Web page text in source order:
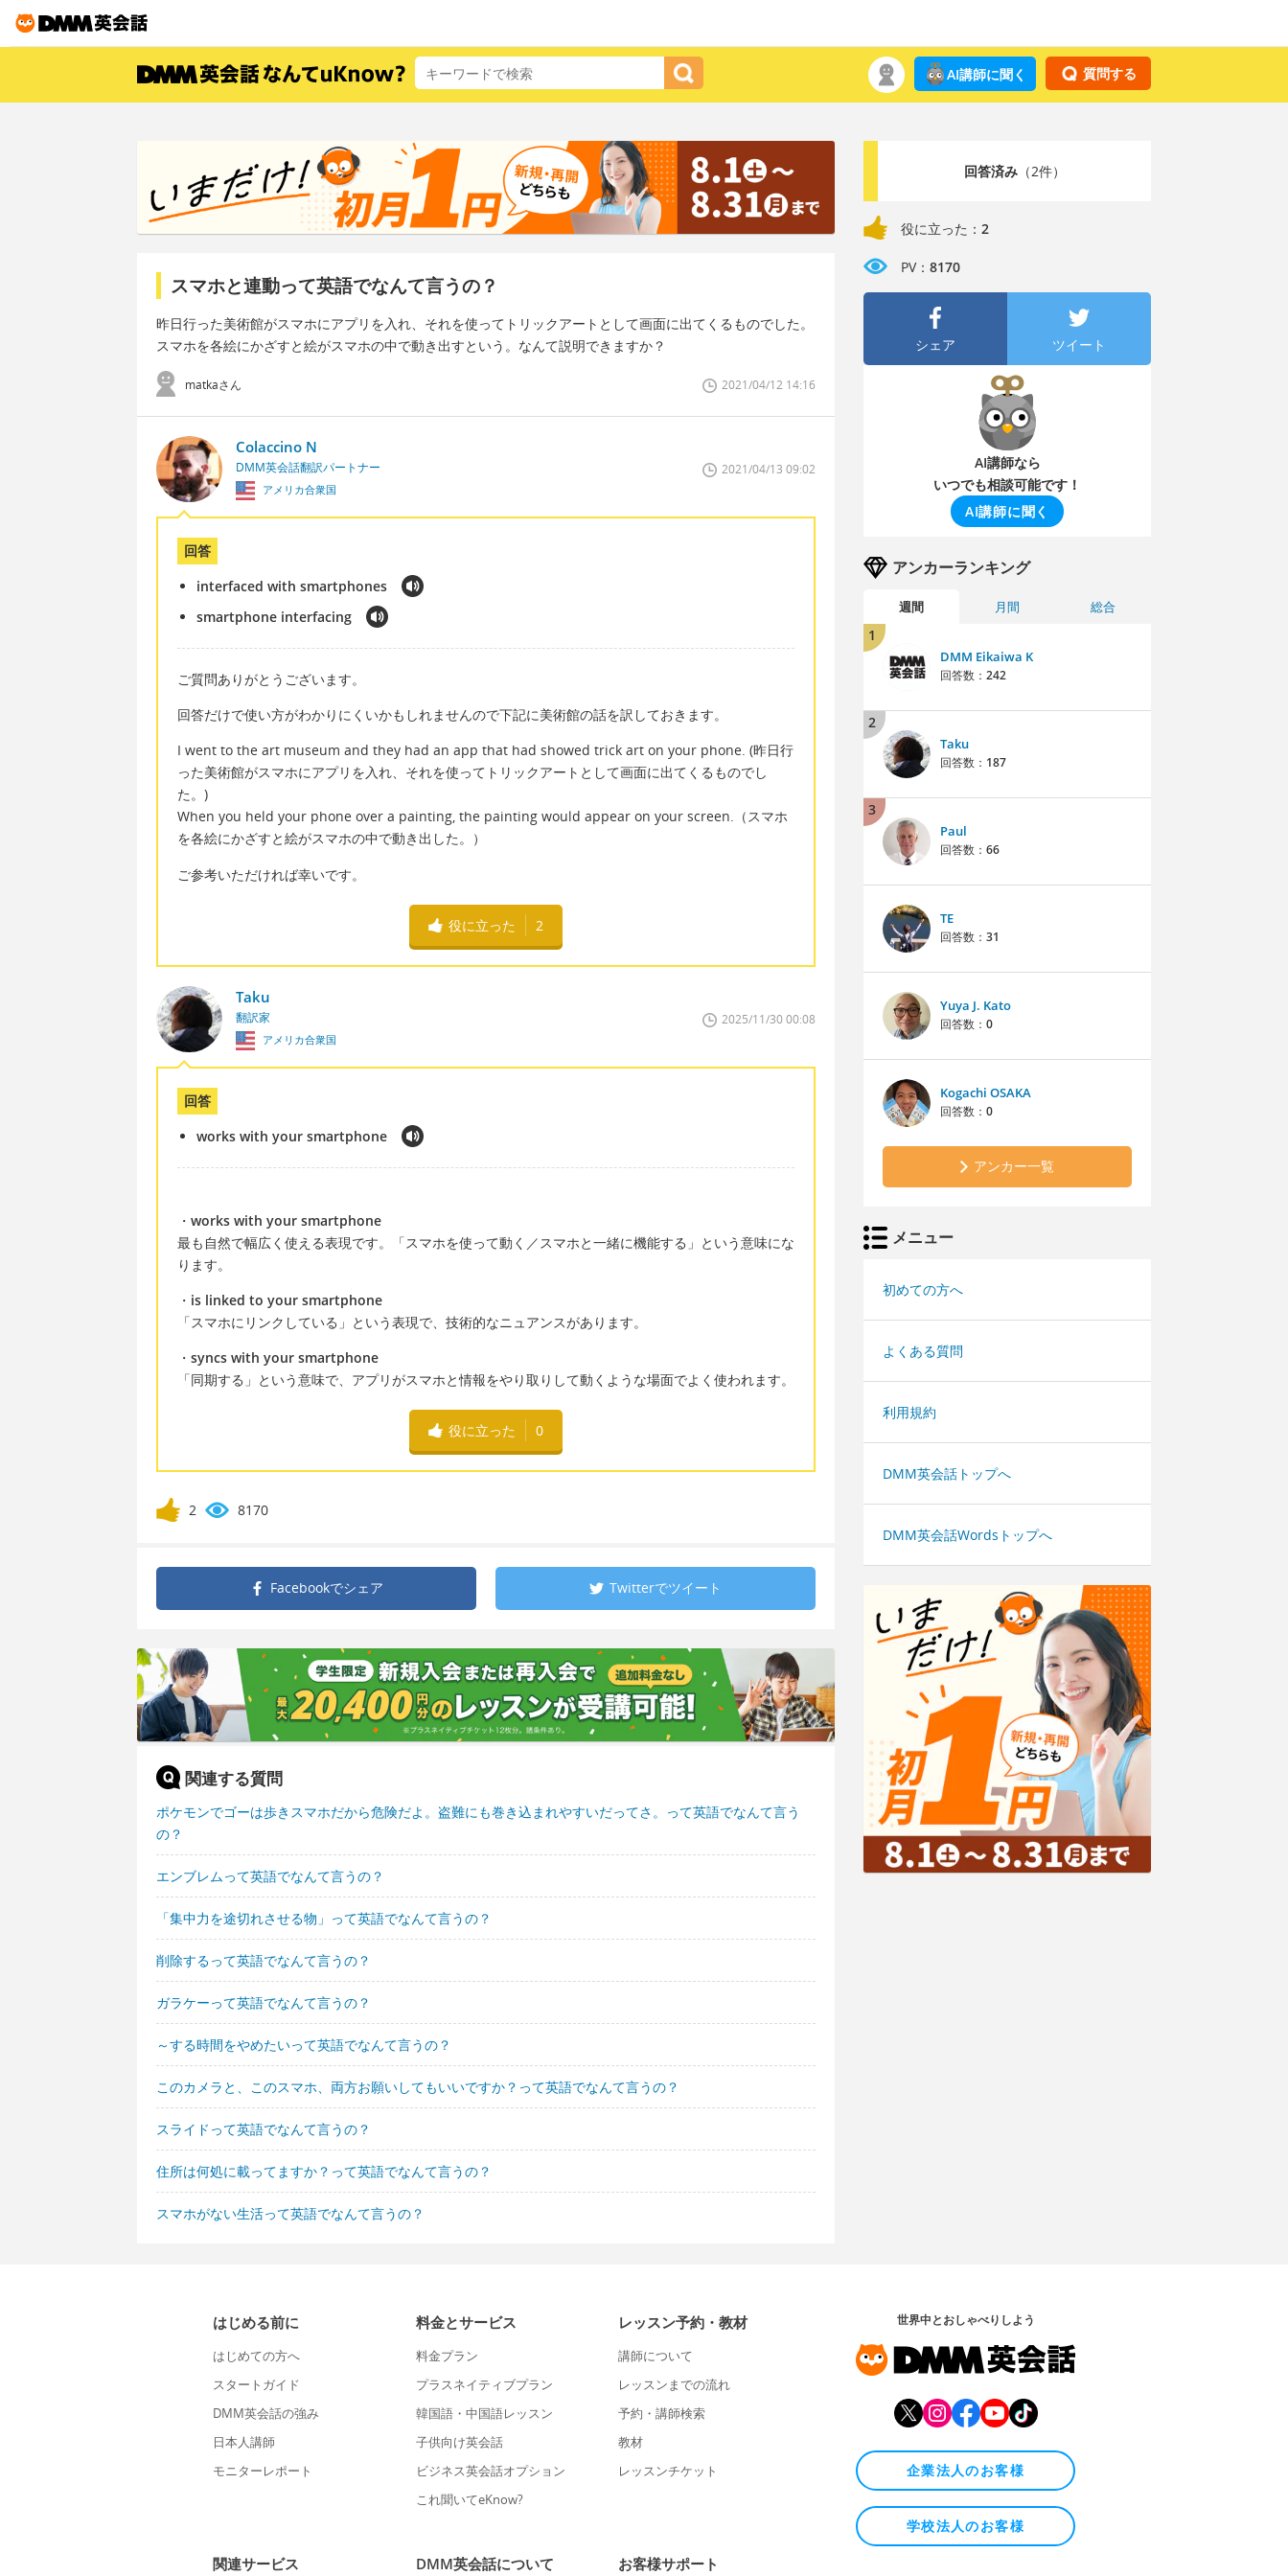
質問する
AI講師に聞く
スマホと連動って英語でなんて言うの？
昨日行った美術館がスマホにアプリを入れ、それを使ってトリックアートとして画面に出てくるものでした。
スマホを各絵にかざすと絵がスマホの中で動き出すという。なんて説明できますか？
matkaさん 2021/04/12 14:16
Colaccino N
DMM英会話翻訳パートナー
アメリカ合衆国
2021/04/13 09:02
回答
interfaced with smartphones
smartphone interfacing
ご質問ありがとうございます。
回答だけで使い方がわかりにくいかもしれませんので下記に美術館の話を訳しておきます。
I went to the art museum and they had an app that had showed trick art on your phone. (昨日行
った美術館がスマホにアプリを入れ、それを使ってトリックアートとして画面に出てくるものでし
た。)
When you held your phone over a painting, the painting would appear on your screen.（スマホ
を各絵にかざすと絵がスマホの中で動き出した。）
ご参考いただければ幸いです。
役に立った 2
Taku
翻訳家
アメリカ合衆国
2025/11/30 00:08
回答
works with your smartphone
・ works with your smartphone
最も自然で幅広く使える表現です。「スマホを使って動く／スマホと一緒に機能する」という意味にな
ります。
・ is linked to your smartphone
「スマホにリンクしている」という表現で、技術的なニュアンスがあります。
・ syncs with your smartphone
「同期する」という意味で、アプリがスマホと情報をやり取りして動くような場面でよく使われます。
役に立った 0
2 8170
Facebookでシェア Twitterでツイート
関連する質問
ポケモンでゴーは歩きスマホだから危険だよ。盗難にも巻き込まれやすいだってさ。って英語でなんて言う
の？
エンブレムって英語でなんて言うの？
「集中力を途切れさせる物」って英語でなんて言うの？
削除するって英語でなんて言うの？
ガラケーって英語でなんて言うの？
～する時間をやめたいって英語でなんて言うの？
このカメラと、このスマホ、両方お願いしてもいいですか？って英語でなんて言うの？
スライドって英語でなんて言うの？
住所は何処に載ってますか？って英語でなんて言うの？
スマホがない生活って英語でなんて言うの？
回答済み（2件）
役に立った： 2
PV： 8170
シェア ツイート
AI講師なら
いつでも相談可能です！
AI講師に聞く
アンカーランキング
週間 月間 総合
1
DMM Eikaiwa K
回答数： 242
2
Taku
回答数： 187
3
Paul
回答数： 66
TE
回答数： 31
Yuya J. Kato
回答数： 0
Kogachi OSAKA
回答数： 0
アンカー一覧
メニュー
初めての方へ
よくある質問
利用規約
DMM英会話トップへ
DMM英会話Wordsトップへ
はじめる前に
はじめての方へ
スタートガイド
DMM英会話の強み
日本人講師
モニターレポート
料金とサービス
料金プラン
プラスネイティブプラン
韓国語・中国語レッスン
子供向け英会話
ビジネス英会話オプション
これ聞いてeKnow?
レッスン予約・教材
講師について
レッスンまでの流れ
予約・講師検索
教材
レッスンチケット
関連サービス DMM英会話について お客様サポート
世界中とおしゃべりしよう
企業法人のお客様
学校法人のお客様